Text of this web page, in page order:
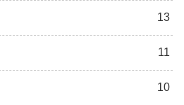
13
11
10